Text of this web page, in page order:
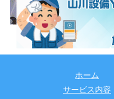
ホーム
サービス内容